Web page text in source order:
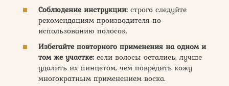
Соблюдение инструкции: строго следуйте
рекомендациям производителя по
использованию полосок.
Избегайте повторного применения на одном и
том же участке: если волосы остались, лучше
удалить их пинцетом, чем повредить кожу
многократным применением воска.